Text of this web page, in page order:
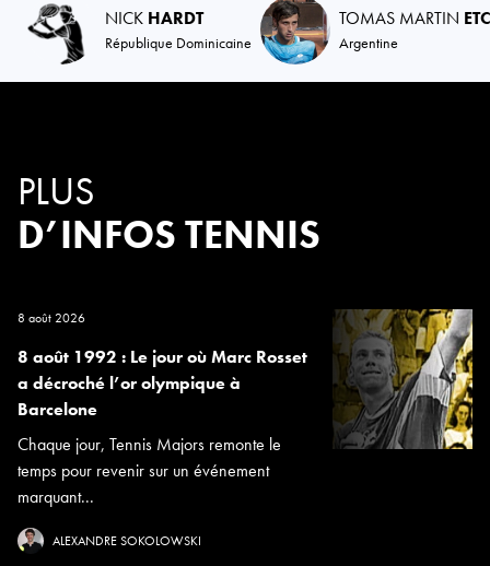
NICK HARDT
République Dominicaine
TOMAS MARTIN
Argentine
PLUS
D’INFOS TENNIS
8 août 2026
8 août 1992 : Le jour où Marc Rosset
a décroché l’or olympique à
Barcelone
Chaque jour, Tennis Majors remonte le
temps pour revenir sur un événement
marquant...
ALEXANDRE SOKOLOWSKI